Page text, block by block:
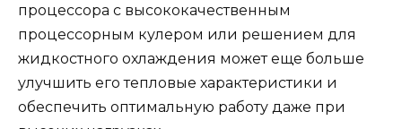
процессора с высококачественным
процессорным кулером или решением для
жидкостного охлаждения может еще больше
улучшить его тепловые характеристики и
обеспечить оптимальную работу даже при